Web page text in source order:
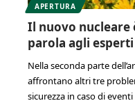
APERTURA
Il nuovo nucleare
parola agli
Nella seconda parte
affrontano altri tre
sicurezza in caso di eventi